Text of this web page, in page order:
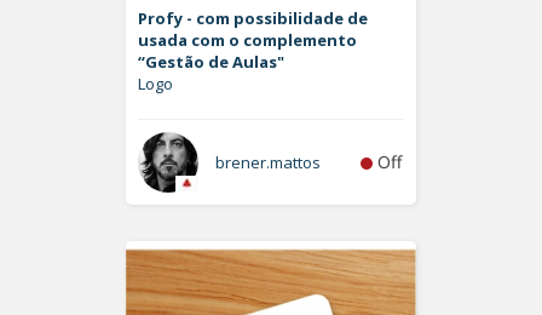
Profy - com possibilidade de
usada com o complemento
“Gestão de Aulas"
Logo
brener.mattos Off